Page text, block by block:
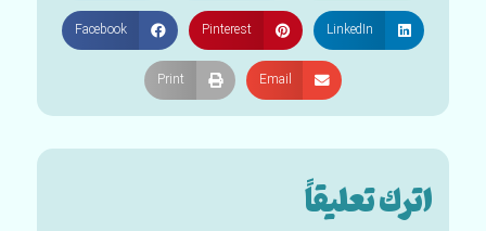
LinkedIn
Pinterest
Facebook
Email
Print
اترك تعليقاً